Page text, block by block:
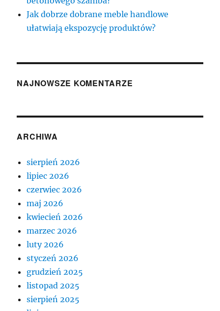
Jak dobrze dobrane meble handlowe
ułatwiają ekspozycję produktów?
NAJNOWSZE KOMENTARZE
ARCHIWA
sierpień 2026
lipiec 2026
czerwiec 2026
maj 2026
kwiecień 2026
marzec 2026
luty 2026
styczeń 2026
grudzień 2025
listopad 2025
sierpień 2025